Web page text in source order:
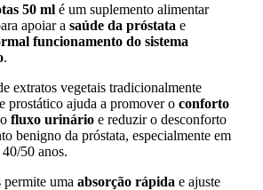
50 ml é um suplemento alimentar
apoiar a saúde da próstata e
funcionamento do sistema
.
extratos vegetais tradicionalmente
prostático ajuda a promover o conforto
fluxo urinário e reduzir o desconforto
benigno da próstata, especialmente em
50 anos.
uma absorção rápida e ajuste